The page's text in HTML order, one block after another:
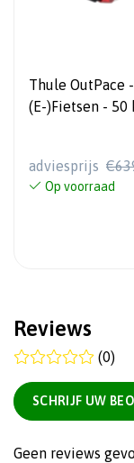
Thule OutPace -
(E-)Fietsen - 50
adviesprijs
Op voorraad
Reviews
(0)
SCHRIJF UW
Geen reviews